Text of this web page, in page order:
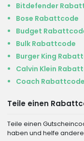
Bitdefender
Bose Rabattcode
Budget
Bulk Rabattcode
Burger King
Calvin Klein
Coach Rabattcode
Teile einen
Teile einen
haben und helfe